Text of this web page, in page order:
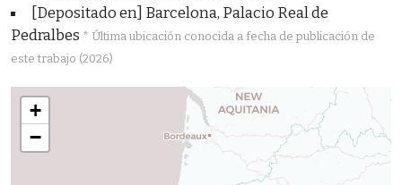
[Depositado en] Barcelona, Palacio Real de
Pedralbes * Última ubicación conocida a fecha de publicación de
este trabajo (2026)
+
−